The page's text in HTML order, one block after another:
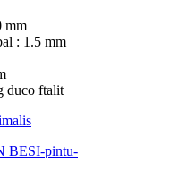
mm
: 1.5 mm
duco ftalit